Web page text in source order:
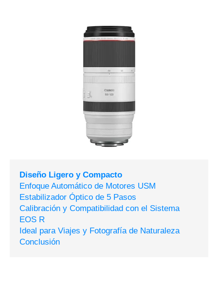
Diseño Ligero y Compacto
Enfoque Automático de Motores USM
Estabilizador Óptico de 5 Pasos
Calibración y Compatibilidad con el Sistema
EOS R
Ideal para Viajes y Fotografía de Naturaleza
Conclusión